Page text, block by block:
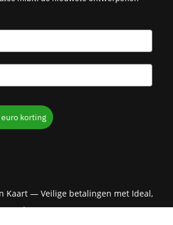
korting
Kaart — Veilige betalingen met Ideal,